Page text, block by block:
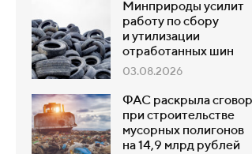
Минприроды усилит
работу по сбору
и утилизации
отработанных шин
03.08.2026
ФАС раскрыла сговор
при строительстве
мусорных полигонов
на 14,9 млрд рублей